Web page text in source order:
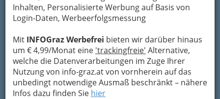
Inhalten, Personalisierte Werbung auf Basis von
Login-Daten, Werbeerfolgsmessung
Mit INFOGraz Werbefrei bieten wir darüber hinaus
um € 4,99/Monat eine 'trackingfreie' Alternative,
welche die Datenverarbeitungen im Zuge Ihrer
Nutzung von info-graz.at von vornherein auf das
unbedingt notwendige Ausmaß beschränkt – nähere
Infos dazu finden Sie hier
Meine Nachricht